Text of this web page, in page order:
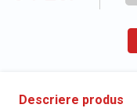
Descriere produs